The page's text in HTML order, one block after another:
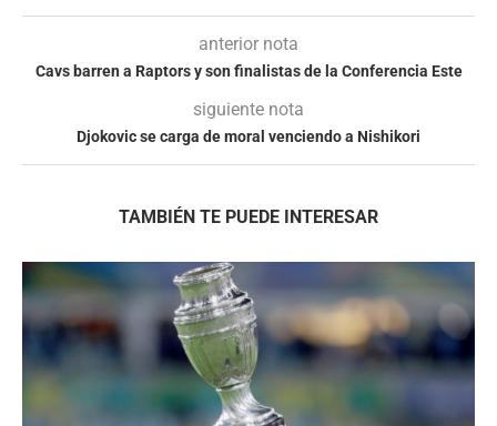
anterior nota
Cavs barren a Raptors y son finalistas de la Conferencia Este
siguiente nota
Djokovic se carga de moral venciendo a Nishikori
TAMBIÉN TE PUEDE INTERESAR